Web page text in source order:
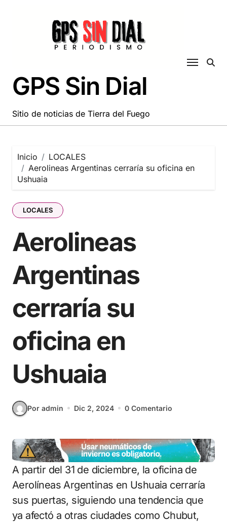
GPS Sin Dial
Sitio de noticias de Tierra del Fuego
Inicio
LOCALES
Aerolineas Argentinas cerraría su oficina en
Ushuaia
LOCALES
Aerolineas
Argentinas
cerraría su
oficina en
Ushuaia
Por admin Dic 2, 2024 0 Comentario
A partir del 31 de diciembre, la oficina de
Aerolíneas Argentinas en Ushuaia cerraría
sus puertas, siguiendo una tendencia que
ya afectó a otras ciudades como Chubut,